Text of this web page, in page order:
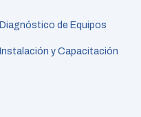
Diagnóstico de Equipos
Instalación y Capacitación